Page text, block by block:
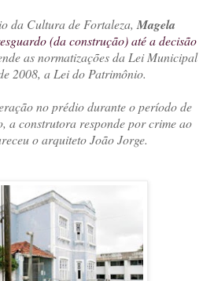
da Cultura de Fortaleza, Magela
(da construção) até a decisão
as normatizações da Lei Municipal
2008, a Lei do Patrimônio.
no prédio durante o período de
a construtora responde por crime ao
o arquiteto João Jorge.